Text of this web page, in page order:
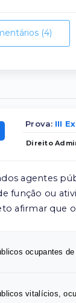
(4)
Prova: III
Direito
agentes
função ou
afirmar que
ocupantes
vitalícios,